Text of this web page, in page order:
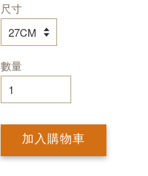
尺寸
數量
加入購物車